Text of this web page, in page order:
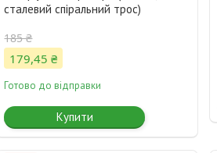
сталевий спіральний трос)
185 ₴
179,45 ₴
Готово до відправки
Купити